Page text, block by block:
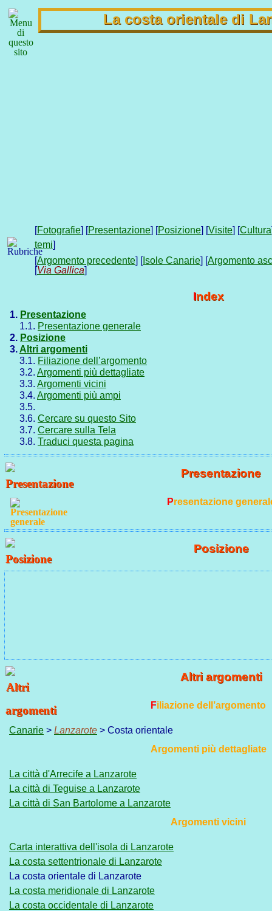
La costa orientale di
[Fotografie] [Presentazione] [Posizione] [Visite] [Cultura
temi]
[Argomento precedente] [Isole Canarie] [Argomento
[Via Gallica]
Index
1. Presentazione
1.1. Presentazione generale
2. Posizione
3.Altri argomenti
3.1. Filiazione dell’argomento
3.2. Argomenti più dettagliate
3.3. Argomenti vicini
3.4. Argomenti più ampi
3.5.
3.6. Cercare su questo Sito
3.7. Cercare sulla Tela
3.8. Traduci questa pagina
Presentazione
Presentazione
Posizione
Altri argomenti
Filiazione dell’argomento
Canarie > Lanzarote > Costa orientale
Argomenti più dettagliate
La città d'Arrecife a Lanzarote
La città di Teguise a Lanzarote
La città di San Bartolome a Lanzarote
Argomenti vicini
Carta interattiva dell'isola di Lanzarote
La costa settentrionale di Lanzarote
La costa orientale di Lanzarote
La costa meridionale di Lanzarote
La costa occidentale di Lanzarote